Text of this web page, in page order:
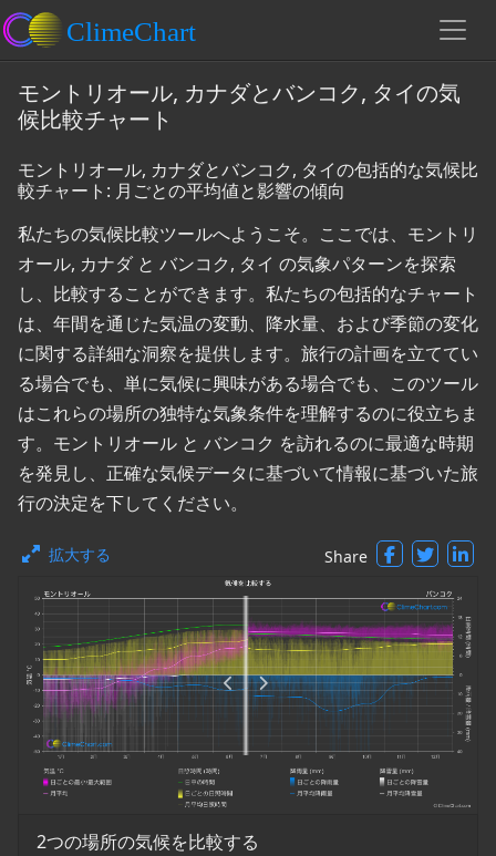
モントリオール, カナダとバンコク, タイの気
候比較チャート
モントリオール, カナダとバンコク, タイの包括的な気候比
較チャート: 月ごとの平均値と影響の傾向
私たちの気候比較ツールへようこそ。ここでは、モントリ
オール, カナダ と バンコク, タイ の気象パターンを探索
し、比較することができます。私たちの包括的なチャート
は、年間を通じた気温の変動、降水量、および季節の変化
に関する詳細な洞察を提供します。旅行の計画を立ててい
る場合でも、単に気候に興味がある場合でも、このツール
はこれらの場所の独特な気象条件を理解するのに役立ちま
す。モントリオール と バンコク を訪れるのに最適な時期
を発見し、正確な気候データに基づいて情報に基づいた旅
行の決定を下してください。
拡大する Share
2つの場所の気候を比較する